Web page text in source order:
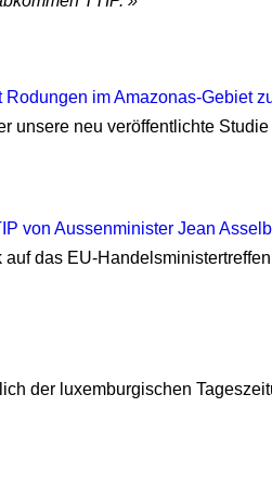
Rodungen im Amazonas-Gebiet
unsere neu veröffentlichte
von Aussenminister Jean
das EU-
der luxemburgischen